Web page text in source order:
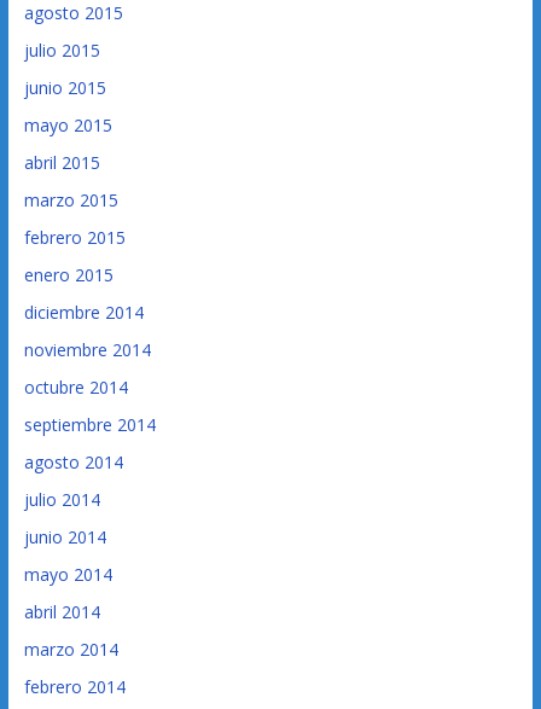
agosto 2015
julio 2015
junio 2015
mayo 2015
abril 2015
marzo 2015
febrero 2015
enero 2015
diciembre 2014
noviembre 2014
octubre 2014
septiembre 2014
agosto 2014
julio 2014
junio 2014
mayo 2014
abril 2014
marzo 2014
febrero 2014